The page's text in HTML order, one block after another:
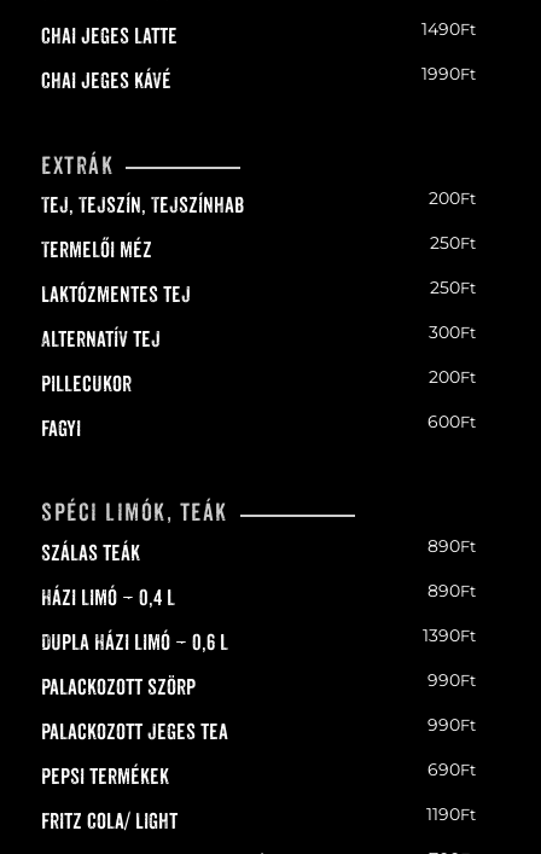
Chai Jeges latte 1490Ft
Chai Jeges kávé 1990Ft
extrák
Tej, Tejszín, Tejszínhab 200Ft
Termelői méz 250Ft
Laktózmentes tej 250Ft
Alternatív tej 300Ft
Pillecukor 200Ft
Fagyi 600Ft
spéci limók, teák
Szálas teák 890Ft
Házi limó – 0,4 l 890Ft
Dupla Házi limó – 0,6 l 1390Ft
Palackozott szörp 990Ft
Palackozott jeges tea 990Ft
Pepsi termékek 690Ft
Fritz Cola/ Light 1190Ft